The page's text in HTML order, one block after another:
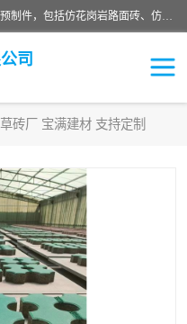
邯郸市宝满建材有限公司专业生产各种水泥预制件，包括仿花岗岩路面砖、仿花岗岩人行道砖、仿花岗岩路侧石、烧结砖、植草砖、码头砖连锁块、仿花岗岩路侧石、沙井盖、水泥盖板等各种水泥制品
司
砖厂 宝满建材 支持定制
混凝土路沿石
便道砖
盲道砖